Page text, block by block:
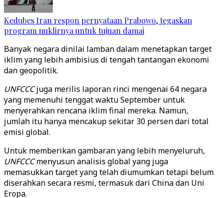
Kedubes Iran respon pernyataan Prabowo, tegaskan
program nuklirnya untuk tujuan damai
Banyak negara dinilai lamban dalam menetapkan target
iklim yang lebih ambisius di tengah tantangan ekonomi
dan geopolitik.
UNFCCCjuga merilis laporan rinci mengenai 64 negara
yang memenuhi tenggat waktu September untuk
menyerahkan rencana iklim final mereka. Namun,
jumlah itu hanya mencakup sekitar 30 persen dari total
emisi global.
Untuk memberikan gambaran yang lebih menyeluruh,
UNFCCCmenyusun analisis global yang juga
memasukkan target yang telah diumumkan tetapi belum
diserahkan secara resmi, termasuk dari China dan Uni
Eropa.